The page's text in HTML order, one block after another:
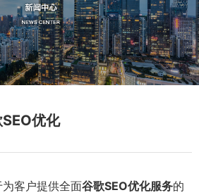
优化
客户提供全面谷歌SEO优化服务的